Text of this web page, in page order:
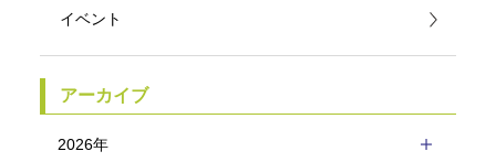
イベント
アーカイブ
2026年